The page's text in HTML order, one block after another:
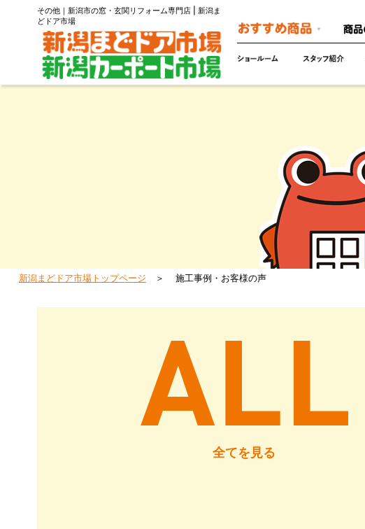
その他｜新潟市の窓・玄関リフォーム専門店 | 新潟ま
どドア市場
新潟まどドア市場トップページ 施工事例・お客様の声
全てを見る